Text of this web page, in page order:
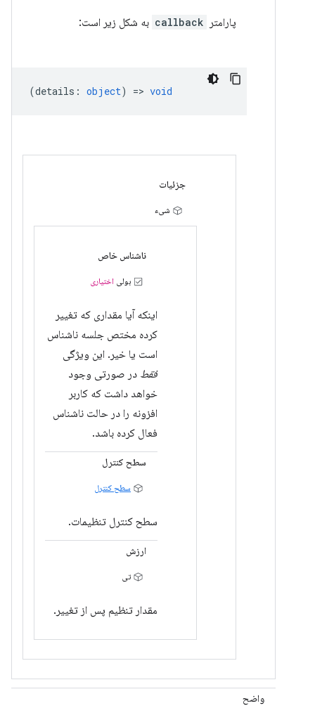
پارامتر callback به شکل زیر است:
(details : object) => void
جزئیات
شیء
ناشناس خاص
بولی اختیاری
اینکه آیا مقداری که تغییر
کرده مختص جلسه ناشناس
است یا خیر. این ویژگی
فقط در صورتی وجود
خواهد داشت که کاربر
افزونه را در حالت ناشناس
فعال کرده باشد.
سطح کنترل
سطح کنترل
سطح کنترل تنظیمات.
ارزش
تی
مقدار تنظیم پس از تغییر.
واضح